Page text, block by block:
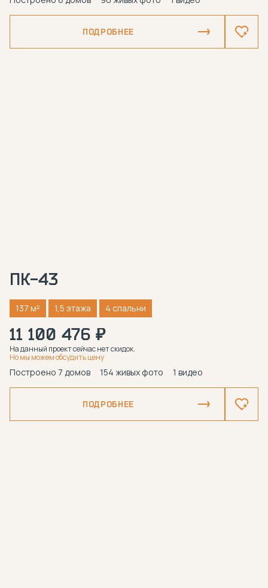
ПОДРОБНЕЕ
ПК-43
137 м² 1,5 этажа 4 спальни
11 100 476 ₽
На данный проект сейчас нет скидок.
Но мы можем обсудить цену
ПОДРОБНЕЕ
Построено 7 домов 154 живых фото 1 видео